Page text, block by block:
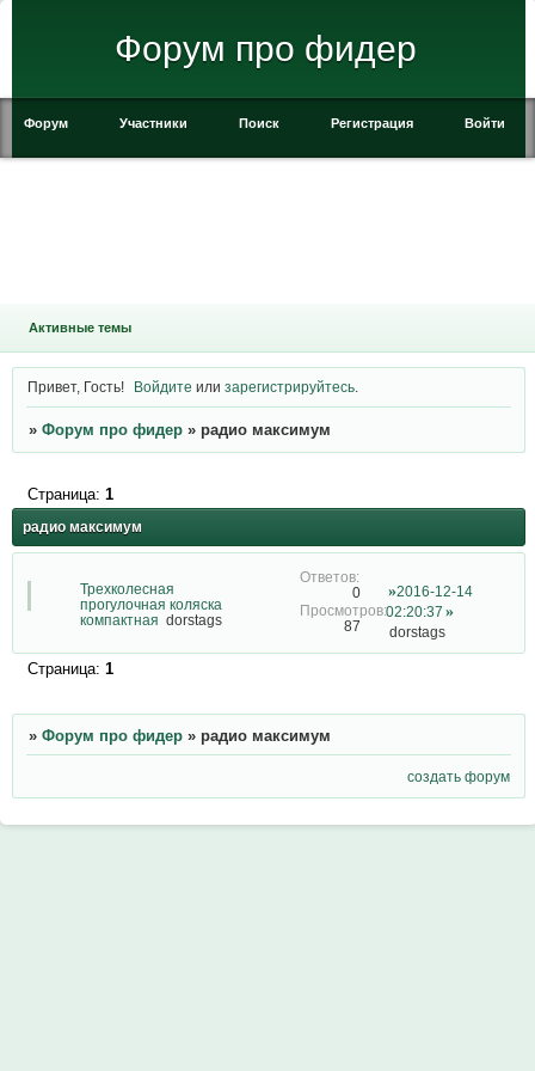
Форум про фидер
Форум Участники Поиск Регистрация Войти
Активные темы
Привет, Гость! Войдите илизарегистрируйтесь
» Форум про фидер » радио максимум
радио максимум
Страница: 1
Трехколесная
прогулочная коляска
компактная dorstags
0
87
2016-12-14
02:20:37
dorstags
Страница: 1
» Форум про фидер » радио максимум
создать форум